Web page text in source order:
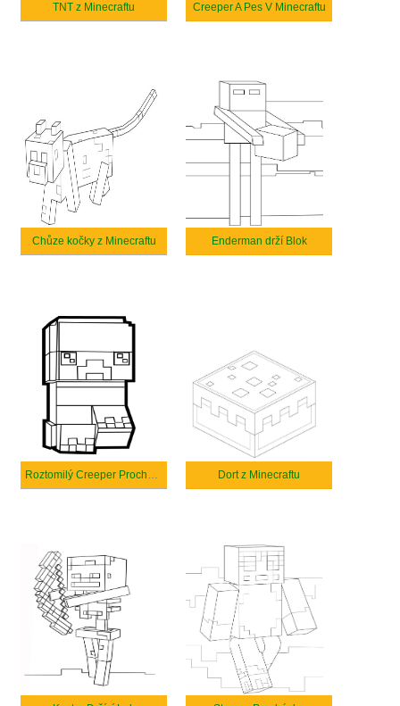
TNT z Minecraftu Creeper A Pes V Minecraftu
Chůze kočky z Minecraftu Enderman drží Blok
Roztomilý Creeper Procházka Dort z Minecraftu